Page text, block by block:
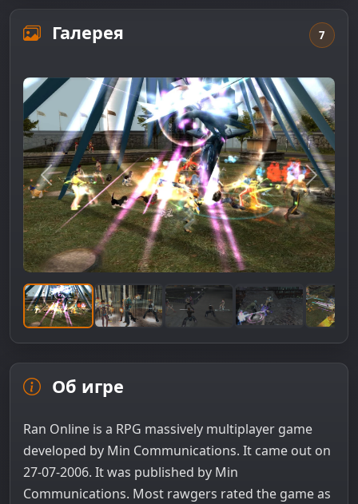
Галерея 7
Предыдущее изображение
Об игре
Ran Online is a RPG massively multiplayer game
developed by Min Communications. It came out on
27-07-2006. It was published by Min
Communications. Most rawgers rated the game as